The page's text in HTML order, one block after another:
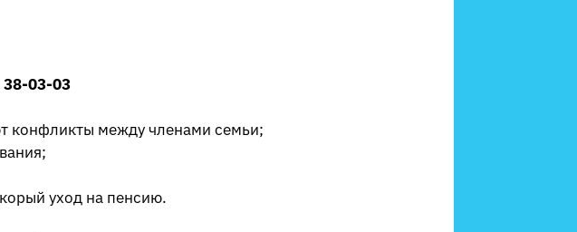
03-03
конфликты между членами семьи;
уход на пенсию.